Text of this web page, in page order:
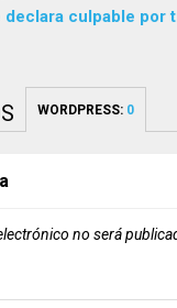
declara culpable por
WORDPRESS: 0
no será